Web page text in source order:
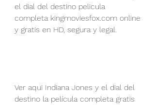
el dial del destino pelicula
completa kingmoviesfox.com online
y gratis en HD, segura y legal.
Ver aqui Indiana Jones y el dial del
destino la película completa gratis